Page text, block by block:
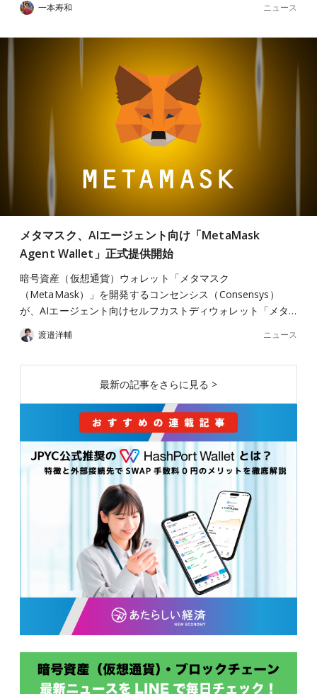
一本寿和 ニュース
メタマスク、AIエージェント向け「MetaMask
Agent Wallet」正式提供開始
暗号資産（仮想通貨）ウォレット「メタマスク
（MetaMask）」を開発するコンセンシス（Consensys）
が、AIエージェント向けセルフカストディウォレット「メタ…
渡邉洋輔 ニュース
最新の記事をさらに見る >